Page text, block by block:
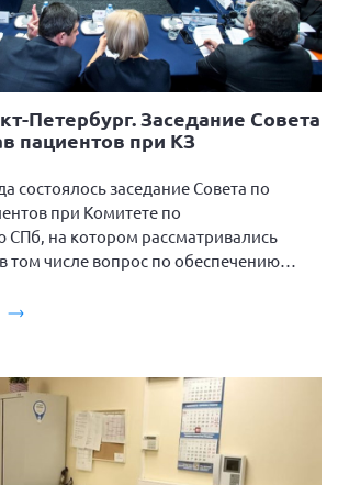
Петербург. Заседание Совета
пациентов при КЗ
состоялось заседание Совета по
при Комитете по
СПб, на котором рассматривались
том числе вопрос по обеспечению